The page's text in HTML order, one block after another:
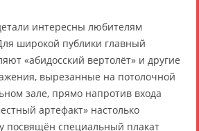
интересны любителям
широкой публики главный
«абидосский вертолёт» и другие
вырезанные на потолочной
зале, прямо напротив входа
артефакт» настолько
посвящён специальный плакат